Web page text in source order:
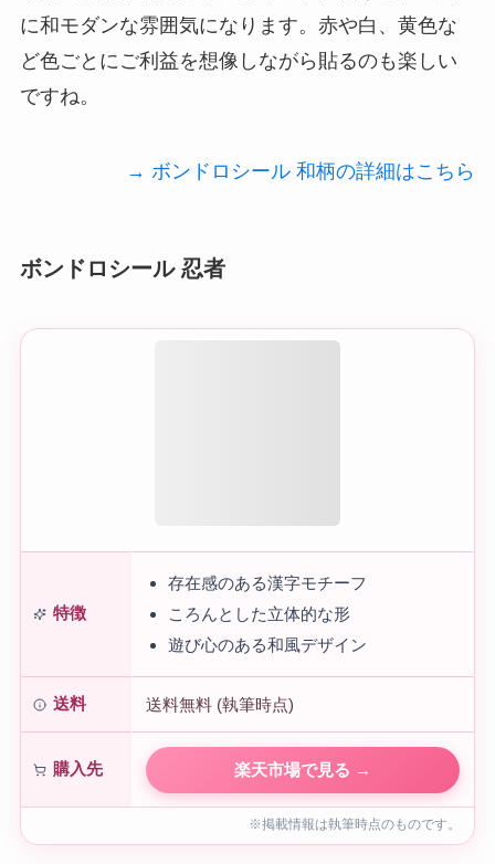
に和モダンな雰囲気になります。赤や白、黄色な
ど色ごとにご利益を想像しながら貼るのも楽しい
ですね。
→ ボンドロシール 和柄の詳細はこちら
ボンドロシール 忍者
特徴
存在感のある漢字モチーフ
ころんとした立体的な形
遊び心のある和風デザイン
送料 送料無料 (執筆時点)
購入先 楽天市場で見る →
※掲載情報は執筆時点のものです。